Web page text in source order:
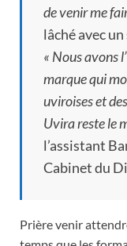
de venir me
lâché avec
« Nous avons
marque qui
uviroises et
Uvira reste le
l’assistant
Cabinet du
Prière venir